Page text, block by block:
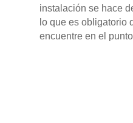
instalación se hace
lo que es obligatorio
encuentre en el